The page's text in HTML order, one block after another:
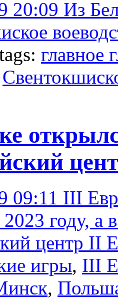
20:09 Из
главное
09:11 III
2023 году,
центр II
игры, III
,